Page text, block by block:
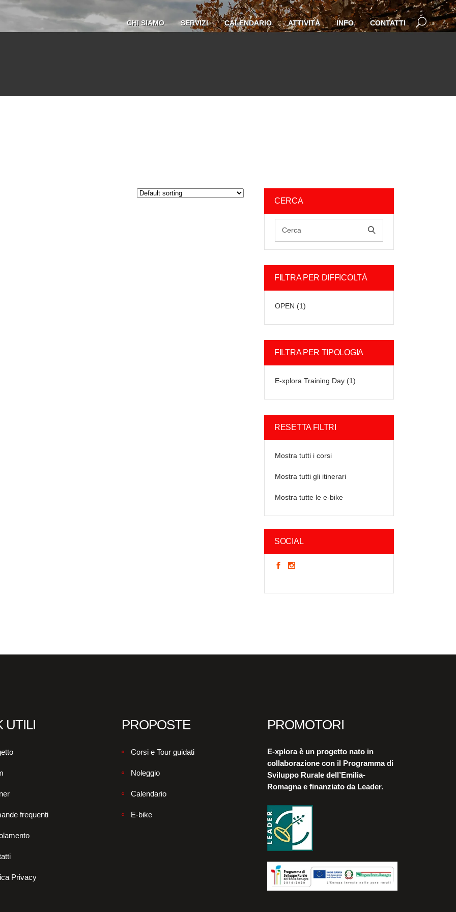
CHI SIAMO SERVIZI CALENDARIO ATTIVITÀ INFO CONTATTI
CERCA
FILTRA PER DIFFICOLTÀ
OPEN (1)
FILTRA PER TIPOLOGIA
E-xplora Training Day (1)
RESETTA FILTRI
Mostra tutti i corsi
Mostra tutti gli itinerari
Mostra tutte le e-bike
SOCIAL
UTILI
frequenti
Privacy
PROPOSTE
Corsi e Tour guidati
Noleggio
Calendario
E-bike
PROMOTORI
E-xplora è un progetto nato in
collaborazione con il Programma di
Sviluppo Rurale dell’Emilia-
Romagna e finanziato da Leader.